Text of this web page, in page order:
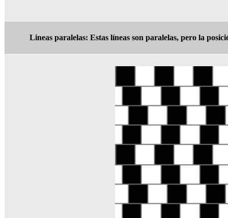
Lineas paralelas: Estas líneas son paralelas, pero la